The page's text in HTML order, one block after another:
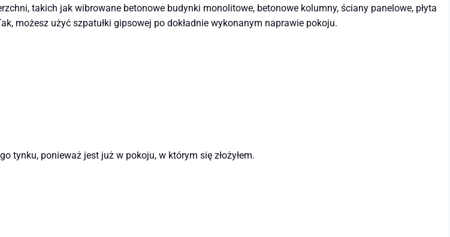
takich jak wibrowane betonowe budynki monolitowe, betonowe kolumny, ściany panelowe, płyta
możesz użyć szpatułki gipsowej po dokładnie wykonanym naprawie pokoju.
tynku, ponieważ jest już w pokoju, w którym się złożyłem.